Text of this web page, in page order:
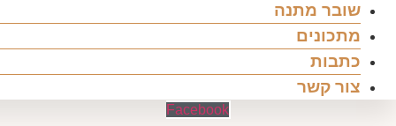
שובר מתנה
מתכונים
כתבות
צור קשר
Facebook